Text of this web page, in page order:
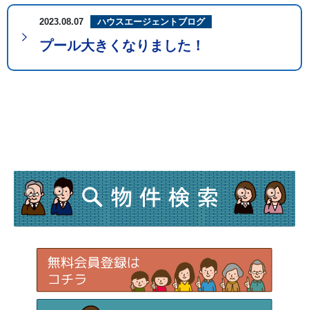
2023.08.07 ハウスエージェントブログ
プール大きくなりました！